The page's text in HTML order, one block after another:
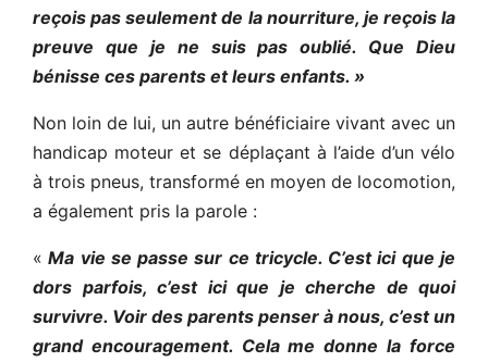
reçois pas seulement de la nourriture, je reçois la
preuve que je ne suis pas oublié. Que Dieu
bénisse ces parents et leurs enfants. »
Non loin de lui, un autre bénéficiaire vivant avec un
handicap moteur et se déplaçant à l’aide d’un vélo
à trois pneus, transformé en moyen de locomotion,
a également pris la parole :
« Ma vie se passe sur ce tricycle. C’est ici que je
dors parfois, c’est ici que je cherche de quoi
survivre. Voir des parents penser à nous, c’est un
grand encouragement. Cela me donne la force